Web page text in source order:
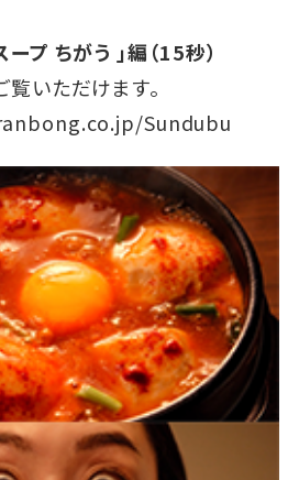
プ ちがう 」編（15秒）
いただけます。
Sundubu